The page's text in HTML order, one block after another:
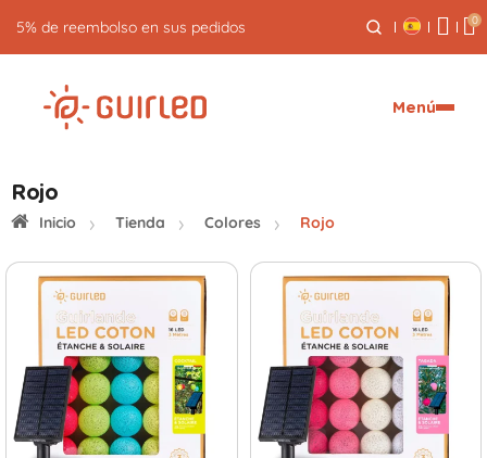
5% de reembolso en sus pedidos 0
Menú
Rojo
Inicio Tienda Colores Rojo